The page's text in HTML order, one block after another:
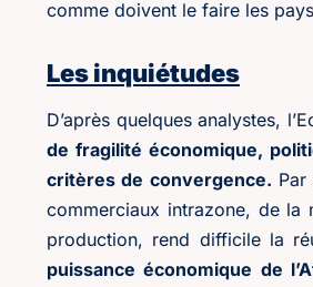
comme doivent le faire les
Les inquiétudes
D’après quelques analystes,
de fragilité économique,
critères de convergence. Par
commerciaux intrazone, de la
production, rend difficile la
puissance économique de